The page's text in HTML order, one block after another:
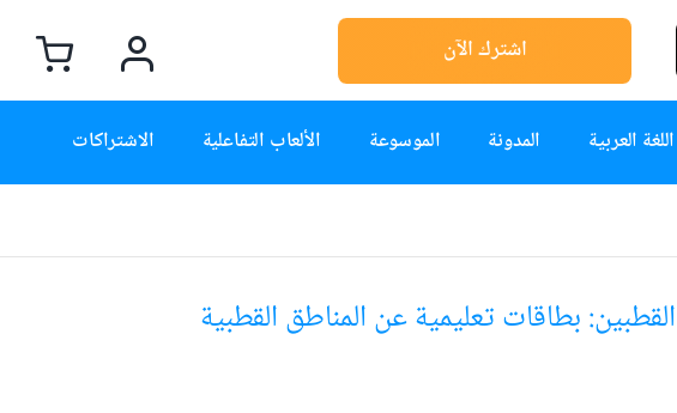
اشترك الآن
اللغة العربية المدونة الموسوعة الألعاب التفاعلية الاشتراكات
القطبين: بطاقات تعليمية عن المناطق القطبية